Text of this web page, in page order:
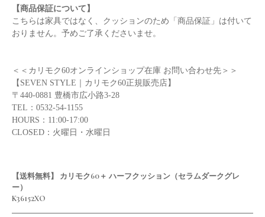
【商品保証について】
こちらは家具ではなく、クッションのため「商品保証」は付いて
おりません。予めご了承くださいませ。
＜＜カリモク60オンラインショップ在庫 お問い合わせ先＞＞
【SEVEN STYLE｜カリモク60正規販売店】
〒440-0881 豊橋市広小路3-28
TEL：0532-54-1155
HOURS：11:00-17:00
CLOSED：火曜日・水曜日
【送料無料】 カリモク60＋ ハーフクッション（セラムダークグレ
ー）
K36152XO